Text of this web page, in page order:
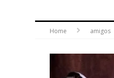
Home amigos